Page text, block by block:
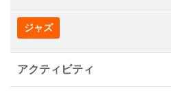
ジャズ
アクティビティ